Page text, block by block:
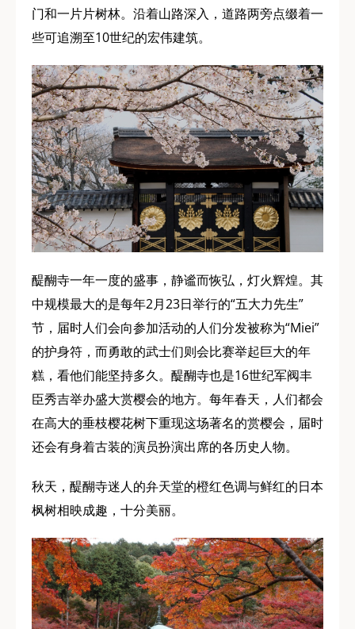
门和一片片树林。沿着山路深入，道路两旁点缀着一
些可追溯至10世纪的宏伟建筑。
醍醐寺一年一度的盛事，静谧而恢弘，灯火辉煌。其
中规模最大的是每年2月23日举行的“五大力先生”
节，届时人们会向参加活动的人们分发被称为“Miei”
的护身符，而勇敢的武士们则会比赛举起巨大的年
糕，看他们能坚持多久。醍醐寺也是16世纪军阀丰
臣秀吉举办盛大赏樱会的地方。每年春天，人们都会
在高大的垂枝樱花树下重现这场著名的赏樱会，届时
还会有身着古装的演员扮演出席的各历史人物。
秋天，醍醐寺迷人的弁天堂的橙红色调与鲜红的日本
枫树相映成趣，十分美丽。